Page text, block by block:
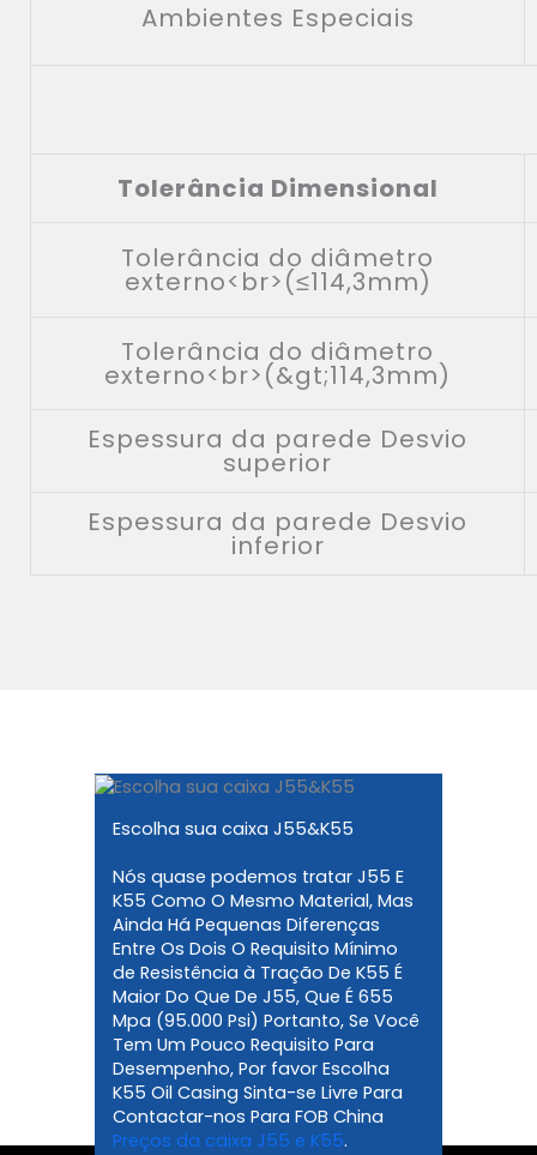
Ambientes Especiais
Tolerância Dimensional
Tolerância do diâmetro
externo<br>(≤114,3mm)
Tolerância do diâmetro
externo<br>(&gt;114,3mm)
Espessura da parede Desvio
superior
Espessura da parede Desvio
inferior
Escolha sua caixa J55&K55
Nós quase podemos tratar J55 E
K55 Como O Mesmo Material, Mas
Ainda Há Pequenas Diferenças
Entre Os Dois O Requisito Mínimo
de Resistência à Tração De K55 É
Maior Do Que De J55, Que É 655
Mpa (95.000 Psi) Portanto, Se Você
Tem Um Pouco Requisito Para
Desempenho, Por favor Escolha
K55 Oil Casing Sinta-se Livre Para
Contactar-nos Para FOB China
Preços da caixa J55 e K55.